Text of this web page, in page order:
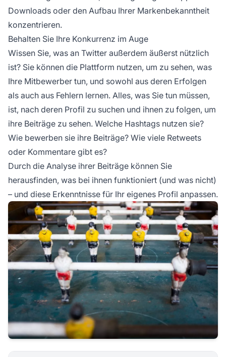
Downloads oder den Aufbau Ihrer Markenbekanntheit
konzentrieren.
Behalten Sie Ihre Konkurrenz im Auge
Wissen Sie, was an Twitter außerdem äußerst nützlich
ist? Sie können die Plattform nutzen, um zu sehen, was
Ihre Mitbewerber tun, und sowohl aus deren Erfolgen
als auch aus Fehlern lernen. Alles, was Sie tun müssen,
ist, nach deren Profil zu suchen und ihnen zu folgen, um
ihre Beiträge zu sehen. Welche Hashtags nutzen sie?
Wie bewerben sie ihre Beiträge? Wie viele Retweets
oder Kommentare gibt es?
Durch die Analyse ihrer Beiträge können Sie
herausfinden, was bei ihnen funktioniert (und was nicht)
– und diese Erkenntnisse für Ihr eigenes Profil anpassen.